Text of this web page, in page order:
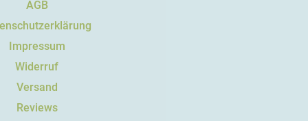
AGB
Impressum
Widerruf
Versand
Reviews